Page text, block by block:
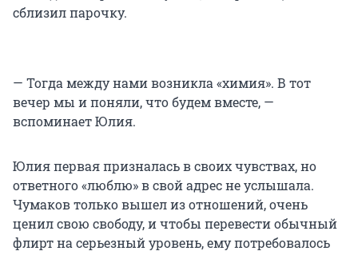
сблизил парочку.
— Тогда между нами возникла «химия». В тот
вечер мы и поняли, что будем вместе, —
вспоминает Юлия.
Юлия первая призналась в своих чувствах, но
ответного «люблю» в свой адрес не услышала.
Чумаков только вышел из отношений, очень
ценил свою свободу, и чтобы перевести обычный
флирт на серьезный уровень, ему потребовалось